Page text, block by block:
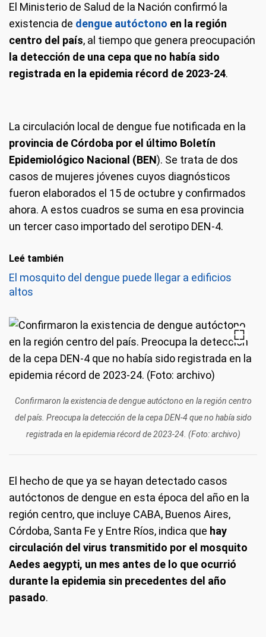
El Ministerio de Salud de la Nación confirmó la
existencia de dengue autóctono en la región
centro del país, al tiempo que genera preocupación
la detección de una cepa que no había sido
registrada en la epidemia récord de 2023-24.
La circulación local de dengue fue notificada en la
provincia de Córdoba por el último Boletín
Epidemiológico Nacional (BEN). Se trata de dos
casos de mujeres jóvenes cuyos diagnósticos
fueron elaborados el 15 de octubre y confirmados
ahora. A estos cuadros se suma en esa provincia
un tercer caso importado del serotipo DEN-4.
Leé también
El mosquito del dengue puede llegar a edificios
altos
Confirmaron la existencia de dengue autóctono en la región centro
del país. Preocupa la detección de la cepa DEN-4 que no había sido
registrada en la epidemia récord de 2023-24. (Foto: archivo)
El hecho de que ya se hayan detectado casos
autóctonos de dengue en esta época del año en la
región centro, que incluye CABA, Buenos Aires,
Córdoba, Santa Fe y Entre Ríos, indica que hay
circulación del virus transmitido por el mosquito
Aedes aegypti, un mes antes de lo que ocurrió
durante la epidemia sin precedentes del año
pasado.